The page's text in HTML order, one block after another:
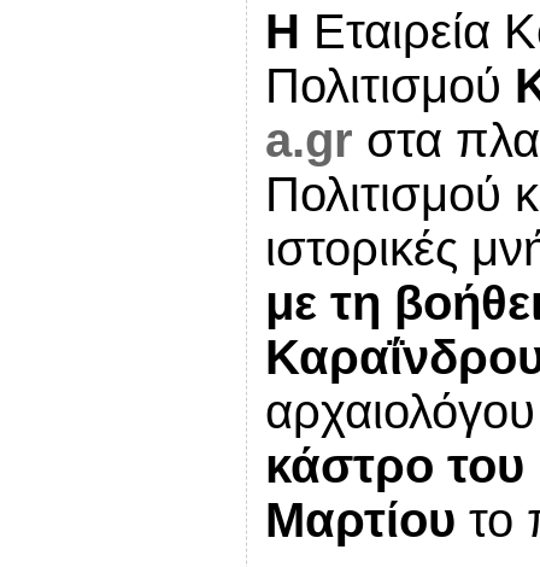
Η Εταιρεία
Πολιτισμού
a.gr στα
Πολιτισμού
ιστορικές
με τη
κάστρο του
Μαρτίου το